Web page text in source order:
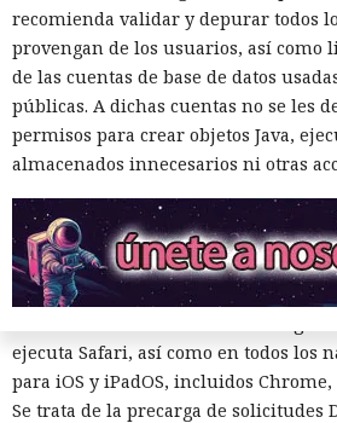
recomienda validar y depurar todos
provengan de los usuarios, así
de las cuentas de base de datos
públicas. A dichas cuentas no se les
permisos para crear objetos Java,
almacenados innecesarios ni otras
Internet resultó ser capaz de revelar
una vulnerabilidad así fue detectada
Apple iCloud Private Relay. El servicio
suscriptores de iCloud+ y enmascara
dispositivo, haciendo pasar el tráfico
independientes de forma sucesiva,
fuente de la solicitud como los sitios
Los especialistas Talal Haj Bakry y
descubrieron el problema. Según
ejecuta Safari, así como en todos los
para iOS y iPadOS, incluidos Chrome,
Se trata de la precarga de solicitudes